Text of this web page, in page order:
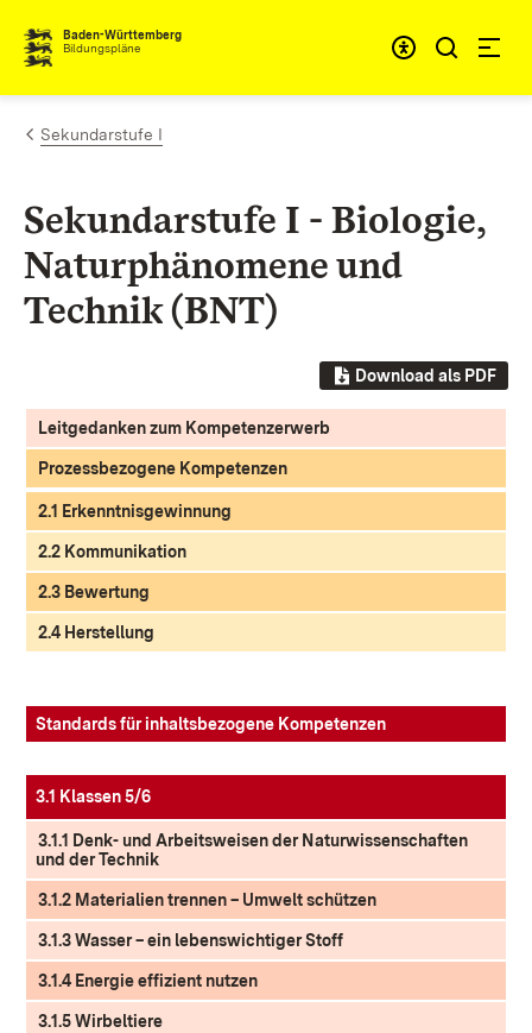
Zum Inhalt springen
Baden-Württemberg
Bildungspläne
Sekundarstufe I
Sekundarstufe I - Biologie,
Naturphänomene und
Technik (BNT)
Download als PDF
Leitgedanken zum Kompetenzerwerb
Prozessbezogene Kompetenzen
2.1 Erkenntnisgewinnung
2.2 Kommunikation
2.3 Bewertung
2.4 Herstellung
Standards für inhaltsbezogene Kompetenzen
3.1 Klassen 5/6
3.1.1 Denk- und Arbeitsweisen der Naturwissenschaften
und der Technik
3.1.2 Materialien trennen – Umwelt schützen
3.1.3 Wasser – ein lebenswichtiger Stoff
3.1.4 Energie effizient nutzen
3.1.5 Wirbeltiere